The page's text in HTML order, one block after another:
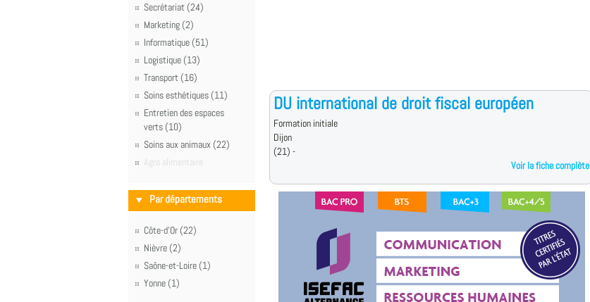
Secrétariat (24)
Marketing (2)
Informatique (51)
Logistique (13)
Transport (16)
Soins esthétiques (11)
Entretien des espaces
verts (10)
Soins aux animaux (22)
Agro alimentaire
Par départements
Côte-d'Or (22)
Nièvre (2)
Saône-et-Loire (1)
Yonne (1)
DU international de droit fiscal européen
Formation initiale
Dijon
(21) -
Voir la fiche complète